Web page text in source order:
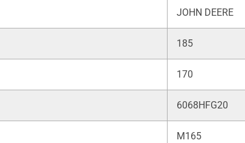
JOHN DEERE
185
170
6068HFG20
M165